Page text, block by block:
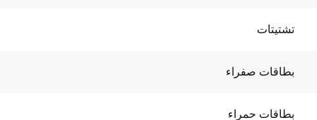
تشتيتات
بطاقات صفراء
بطاقات حمراء